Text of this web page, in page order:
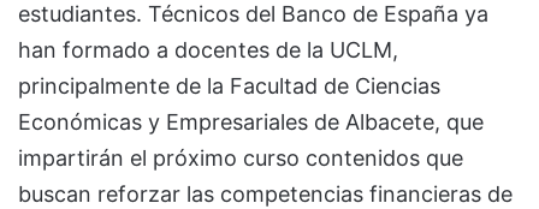
estudiantes. Técnicos del Banco de España ya
han formado a docentes de la UCLM,
principalmente de la Facultad de Ciencias
Económicas y Empresariales de Albacete, que
impartirán el próximo curso contenidos que
buscan reforzar las competencias financieras de